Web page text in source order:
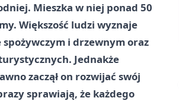
Mieszka w niej ponad 50
Większość ludzi wyznaje
i drzewnym oraz
Jednakże
zaczął on rozwijać swój
sprawiają, że każdego